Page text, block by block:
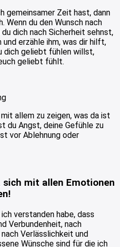
gemeinsamer Zeit hast, dann
Wenn du den Wunsch nach
dich nach Sicherheit sehnst,
erzähle ihm, was dir hilft,
dich geliebt fühlen willst,
geliebt fühlt.
allem zu zeigen, was da ist
du Angst, deine Gefühle zu
vor Ablehnung oder
sich mit allen Emotionen
verstanden habe, dass
Verbundenheit, nach
Verlässlichkeit und
Wünsche sind für die ich